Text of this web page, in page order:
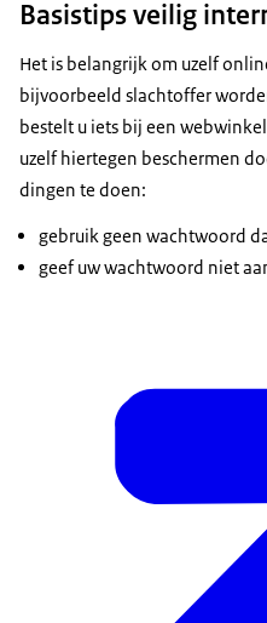
Basistips veilig
Het is belangrijk om uzelf
bijvoorbeeld slachtoffer
bestelt u iets bij een
uzelf hiertegen beschermen
dingen te doen:
gebruik geen wachtwoord
geef uw wachtwoord niet